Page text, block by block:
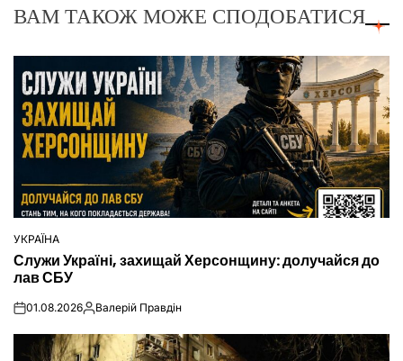
ВАМ ТАКОЖ МОЖЕ СПОДОБАТИСЯ
ОПУБЛІКУВАТИ
У
УКРАЇНА
Служи Україні, захищай Херсонщину: долучайся до
лав СБУ
on01.08.2026Опубліковано
Валерій Правдін